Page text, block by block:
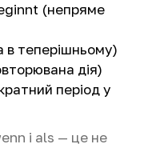
(непряме
в теперішньому)
дія)
період у
і als — це не